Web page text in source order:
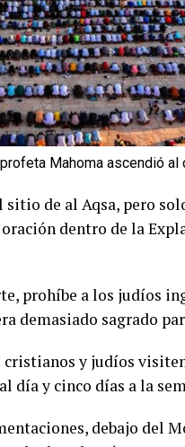
Mahoma ascendió al
de al Aqsa, pero
dentro de la
prohíbe a los judíos
demasiado sagrado
y judíos
día y cinco días a la
debajo del